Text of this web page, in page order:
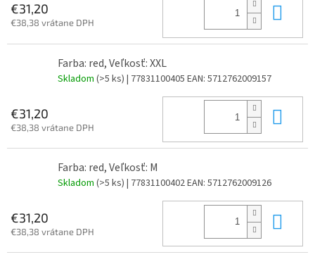
€31,20
€38,38 vrátane DPH
Farba: red, Veľkosť: XXL
Skladom (>5 ks) | 77831100405 EAN: 5712762009157
€31,20
€38,38 vrátane DPH
Farba: red, Veľkosť: M
Skladom (>5 ks) | 77831100402EAN: 5712762009126
€31,20
€38,38 vrátane DPH